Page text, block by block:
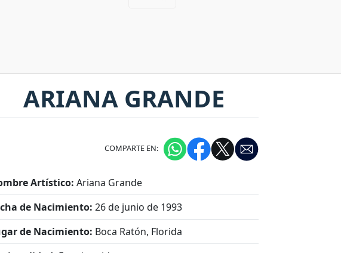
ARIANA GRANDE
COMPARTE EN:
Artístico: Ariana Grande
de Nacimiento: 26 de junio de 1993
de Nacimiento: Boca Ratón, Florida